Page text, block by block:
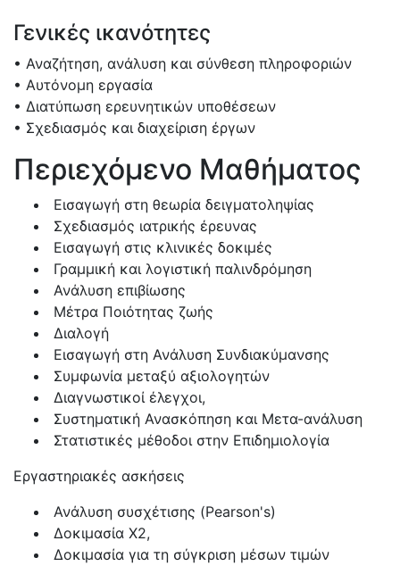
Γενικές ικανότητες
• Αναζήτηση, ανάλυση και σύνθεση πληροφοριών
• Αυτόνομη εργασία
• Διατύπωση ερευνητικών υποθέσεων
• Σχεδιασμός και διαχείριση έργων
Περιεχόμενο Μαθήματος
Εισαγωγή στη θεωρία δειγματοληψίας
Σχεδιασμός ιατρικής έρευνας
Εισαγωγή στις κλινικές δοκιμές
Γραμμική και λογιστική παλινδρόμηση
Ανάλυση επιβίωσης
Μέτρα Ποιότητας ζωής
Διαλογή
Εισαγωγή στη Ανάλυση Συνδιακύμανσης
Συμφωνία μεταξύ αξιολογητών
Διαγνωστικοί έλεγχοι,
Συστηματική Ανασκόπηση και Μετα-ανάλυση
Στατιστικές μέθοδοι στην Επιδημιολογία
Εργαστηριακές ασκήσεις
Ανάλυση συσχέτισης (Pearson's)
Δοκιμασία X2,
Δοκιμασία για τη σύγκριση μέσων τιμών